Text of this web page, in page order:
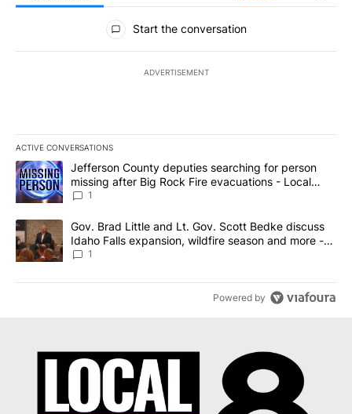
All Comments
Start the conversation
ADVERTISEMENT
ACTIVE CONVERSATIONS
The following is a list of the most commented articles in the last
A trending article titled "Jefferson County deputies searching
Jefferson County deputies searching for person
missing after Big Rock Fire evacuations - Local
News 8
1
A trending article titled "Gov. Brad Little and Lt. Gov. Scott
Gov. Brad Little and Lt. Gov. Scott Bedke discuss
Idaho Falls expansion, wildfire season and more -
Local News 8
1
Powered by